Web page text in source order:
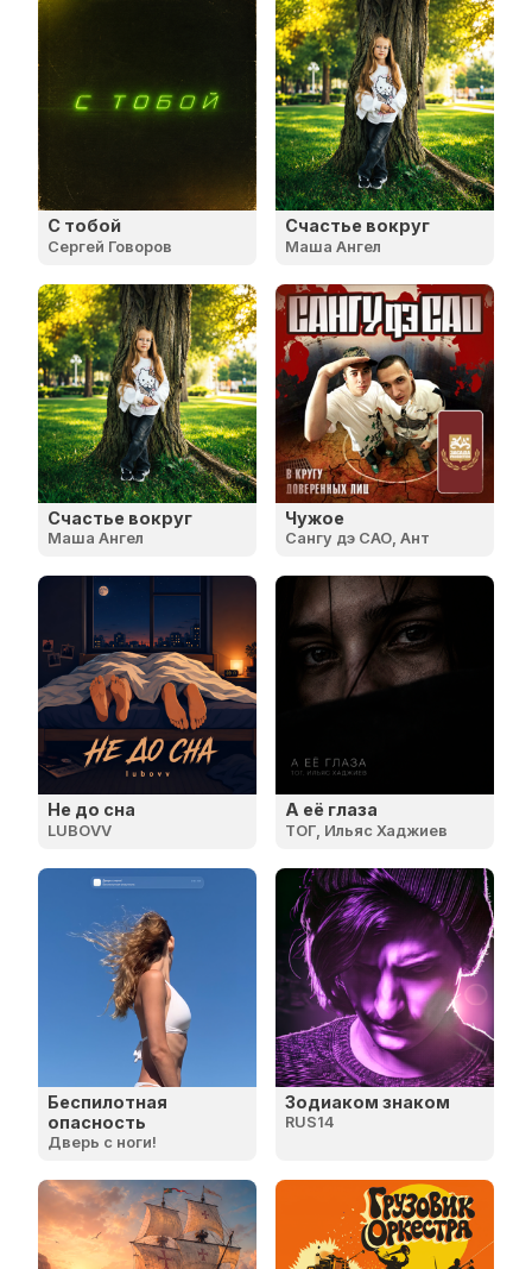
С тобой
Сергей Говоров
Счастье вокруг
Маша Ангел
Счастье вокруг
Маша Ангел
Чужое
Сангу дэ САО, Ант
Не до сна
LUBOVV
А её глаза
ТОГ, Ильяс Хаджиев
Беспилотная
опасность
Дверь с ноги!
Зодиаком знаком
RUS14